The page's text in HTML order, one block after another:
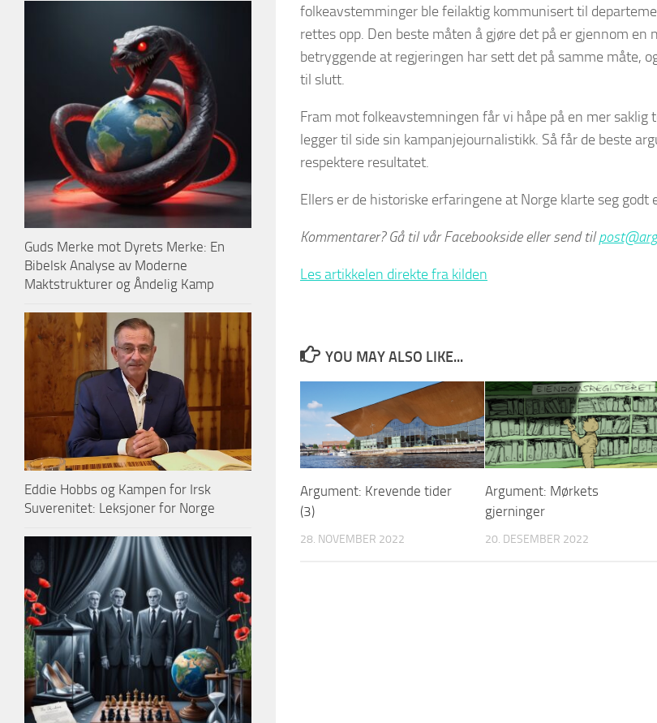
folkeavstemminger ble feilaktig kommunisert til
rettes opp. Den beste måten å gjøre det på er gjennom
betryggende at regjeringen har sett det på samme måte,
til slutt.
Fram mot folkeavstemningen får vi håpe på en mer
legger til side sin kampanjejournalistikk. Så får de beste
respektere resultatet.
Ellers er de historiske erfaringene at Norge klarte seg godt
Kommentarer? Gå til vår Facebookside eller send til
Les artikkelen direkte fra kilden
YOU MAY ALSO LIKE...
Argument: Krevende tider
(3)
28. NOVEMBER 2022
Argument: Mørkets
gjerninger
20. DESEMBER 2022
Guds Merke mot Dyrets Merke: En
Bibelsk Analyse av Moderne
Maktstrukturer og Åndelig Kamp
Eddie Hobbs og Kampen for Irsk
Suverenitet: Leksjoner for Norge